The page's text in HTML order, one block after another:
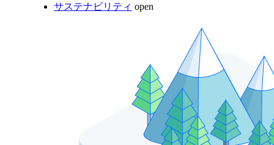
サステナビリティ open